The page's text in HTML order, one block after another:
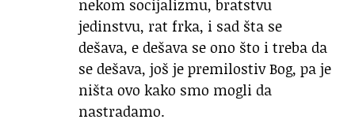
nekom socijalizmu, bratstvu
jedinstvu, rat frka, i sad šta se
dešava, e dešava se ono što i treba da
se dešava, još je premilostiv Bog, pa je
ništa ovo kako smo mogli da
nastradamo.